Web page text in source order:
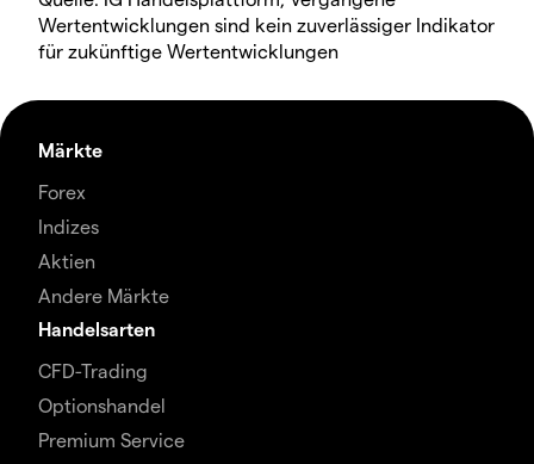
Wertentwicklungen sind kein zuverlässiger Indikator
für zukünftige Wertentwicklungen
Märkte
Forex
Indizes
Aktien
Andere Märkte
Handelsarten
CFD-Trading
Optionshandel
Premium Service